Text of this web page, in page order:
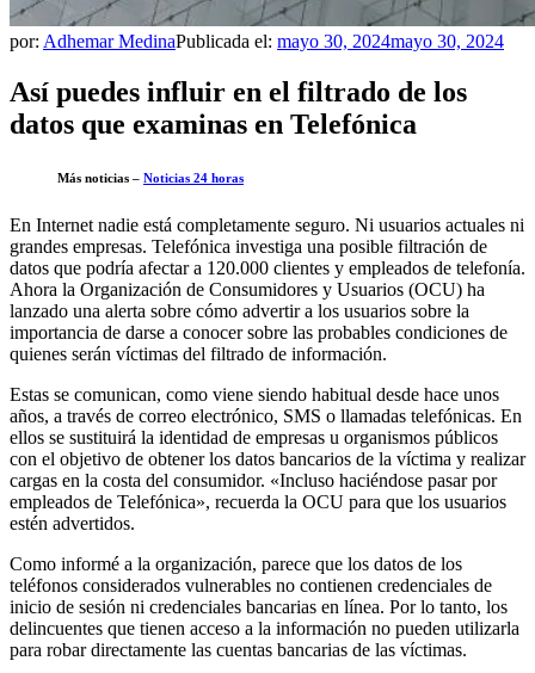
por: Adhemar MedinaPublicada el: mayo 30, 2024mayo 30, 2024
Así puedes influir en el filtrado de los
datos que examinas en Telefónica
Más noticias – Noticias 24 horas
En Internet nadie está completamente seguro. Ni usuarios actuales ni
grandes empresas. Telefónica investiga una posible filtración de
datos que podría afectar a 120.000 clientes y empleados de telefonía.
Ahora la Organización de Consumidores y Usuarios (OCU) ha
lanzado una alerta sobre cómo advertir a los usuarios sobre la
importancia de darse a conocer sobre las probables condiciones de
quienes serán víctimas del filtrado de información.
Estas se comunican, como viene siendo habitual desde hace unos
años, a través de correo electrónico, SMS o llamadas telefónicas. En
ellos se sustituirá la identidad de empresas u organismos públicos
con el objetivo de obtener los datos bancarios de la víctima y realizar
cargas en la costa del consumidor. «Incluso haciéndose pasar por
empleados de Telefónica», recuerda la OCU para que los usuarios
estén advertidos.
Como informé a la organización, parece que los datos de los
teléfonos considerados vulnerables no contienen credenciales de
inicio de sesión ni credenciales bancarias en línea. Por lo tanto, los
delincuentes que tienen acceso a la información no pueden utilizarla
para robar directamente las cuentas bancarias de las víctimas.